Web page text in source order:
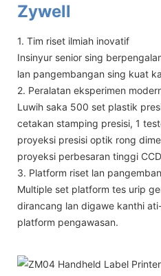
Zywell
1. Tim riset ilmiah inovatif
Insinyur senior sing
lan pangembangan sing kuat
2. Peralatan eksperimen
Luwih saka 500 set plastik
cetakan stamping presisi, 1
proyeksi presisi optik rong
proyeksi perbesaran tinggi
3. Platform riset lan
Multiple set platform tes urip
dirancang lan digawe kanthi
platform pengawasan.